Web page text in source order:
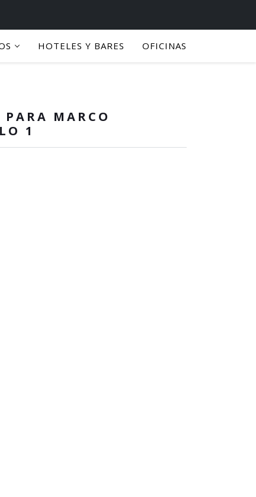
HOTELES Y BARES OFICINAS
MARCO
1